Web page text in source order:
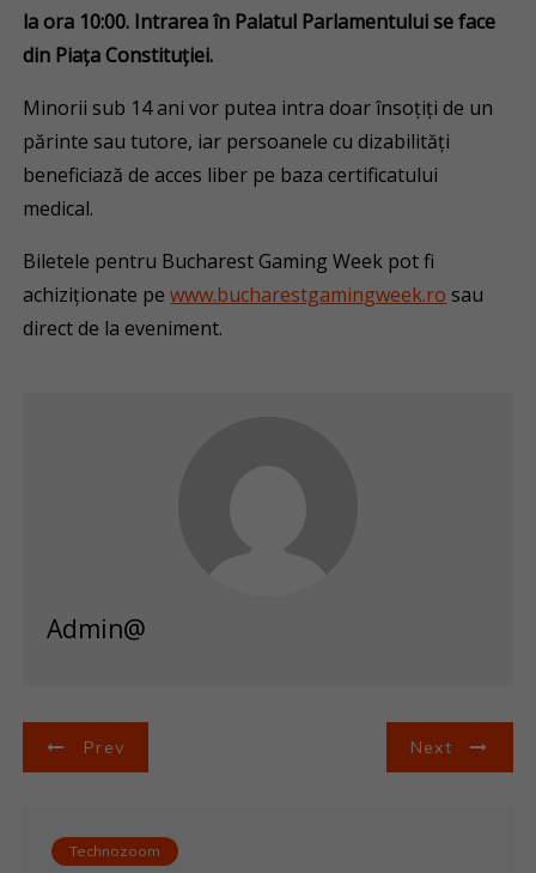
la ora 10:00. Intrarea în Palatul Parlamentului se face
din Piața Constituției.
Minorii sub 14 ani vor putea intra doar însoțiți de un
părinte sau tutore, iar persoanele cu dizabilități
beneficiază de acces liber pe baza certificatului
medical.
Biletele pentru Bucharest Gaming Week pot fi
achiziționate pewww.bucharestgamingweek.ro sau
direct de la eveniment.
Admin@
N
Prev Next
Technozoom